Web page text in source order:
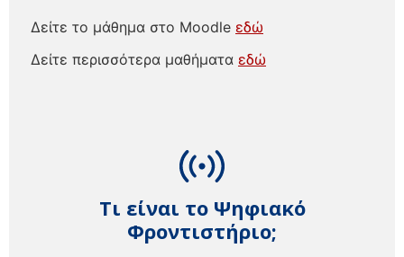
Τι είναι το Ψηφιακό
Φροντιστήριο;
Δείτε το μάθημα στο Moodle εδώ
Δείτε περισσότερα μαθήματα εδώ